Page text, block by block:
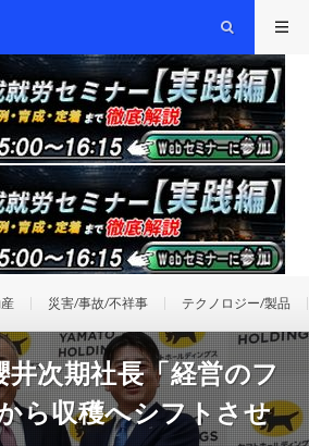
災害/事故/不祥事 テクノロジー/製品
次期社長「経営のフ
ら収穫へシフトさせ